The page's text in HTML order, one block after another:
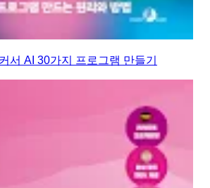
서 AI 30가지 프로그램 만들기